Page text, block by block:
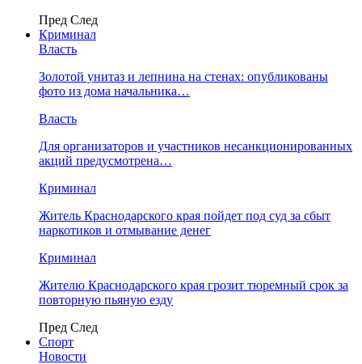
Пред След
Криминал
Власть
​Золотой унитаз и лепнина на стенах: опубликованы
фото из дома начальника…
Власть
Для организаторов и участников несанкционированных
акций предусмотрена…
Криминал
Житель Краснодарского края пойдет под суд за сбыт
наркотиков и отмывание денег
Криминал
Жителю Краснодарского края грозит тюремный срок за
повторную пьяную езду
Пред След
Спорт
Новости